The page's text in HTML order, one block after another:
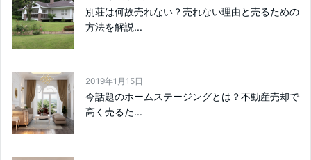
別荘は何故売れない？売れない理由と売るための
方法を解説...
2019年1月15日
今話題のホームステージングとは？不動産売却で
高く売るた...